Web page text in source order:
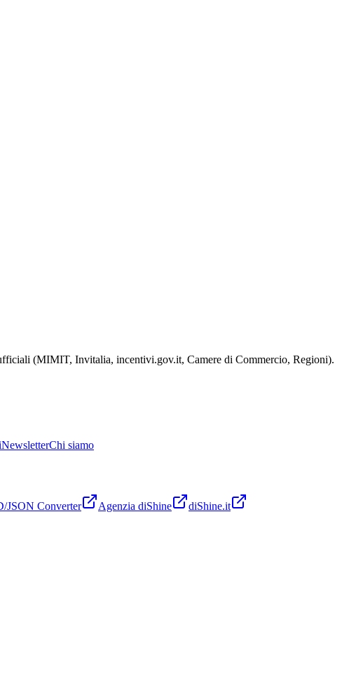
(MIMIT, Invitalia, incentivi.gov.it, Camere di Commercio, Regioni).
NewsletterChi siamo
JSON Converter Agenzia diShine diShine.it